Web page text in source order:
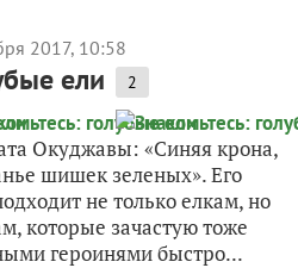
2017, 10:58
ели 2
Окуджавы: «Синяя крона,
шишек зеленых». Его
не только елкам, но
которые зачастую тоже
героинями быстро...